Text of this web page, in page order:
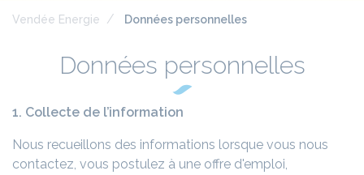
Vendée Energie Données personnelles
Données personnelles
1. Collecte de l’information
Nous recueillons des informations lorsque vous nous
contactez, vous postulez à une offre d'emploi,